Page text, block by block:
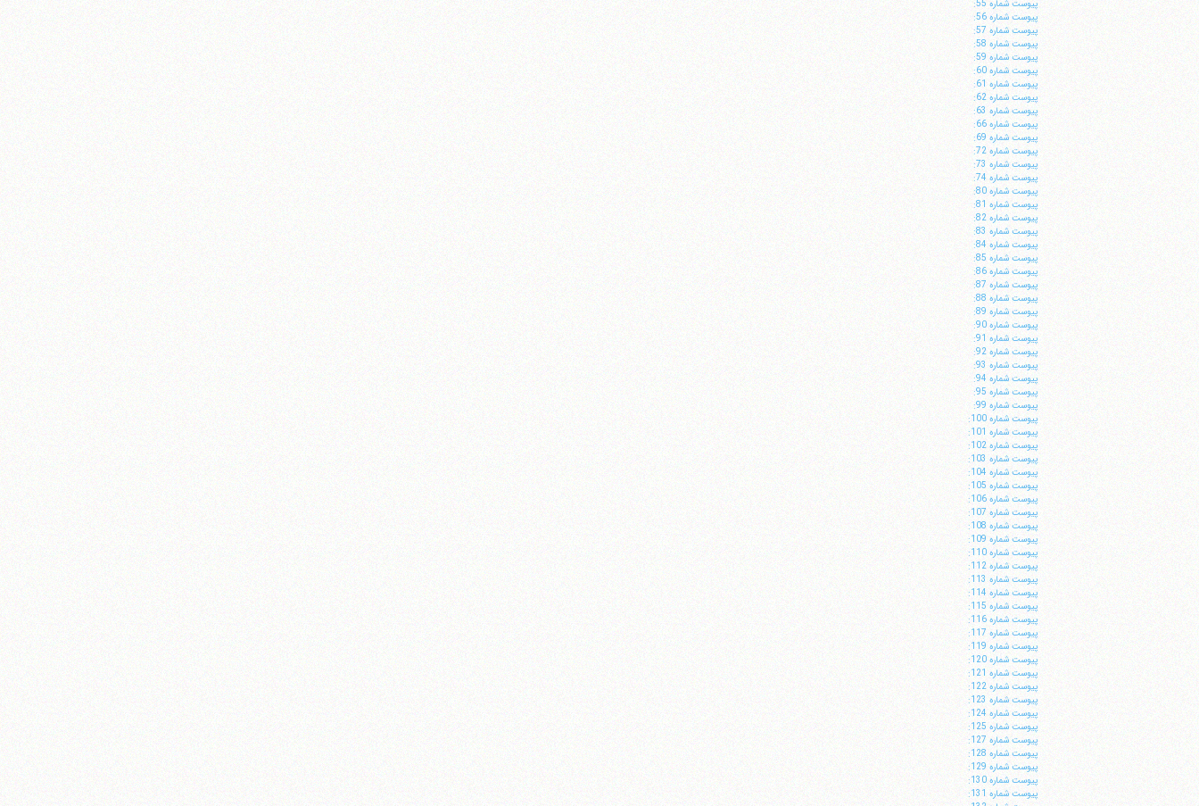
پيوست شماره 55:
پيوست شماره 56:
پيوست شماره 57:
پيوست شماره 58:
پيوست شماره 59:
پيوست شماره 60:
پيوست شماره 61:
پيوست شماره 62:
پيوست شماره 63:
پيوست شماره 66:
پيوست شماره 69:
پيوست شماره 72:
پيوست شماره 73:
پيوست شماره 74:
پيوست شماره 80:
پيوست شماره 81:
پيوست شماره 82:
پيوست شماره 83:
پيوست شماره 84:
پيوست شماره 85:
پيوست شماره 86:
پيوست شماره 87:
پيوست شماره 88:
پيوست شماره 89:
پيوست شماره 90:
پيوست شماره 91:
پيوست شماره 92:
پيوست شماره 93:
پيوست شماره 94:
پيوست شماره 95:
پيوست شماره 99:
پيوست شماره 100:
پيوست شماره 101:
پيوست شماره 102:
پيوست شماره 103:
پيوست شماره 104:
پيوست شماره 105:
پيوست شماره 106:
پيوست شماره 107:
پيوست شماره 108:
پيوست شماره 109:
پيوست شماره 110:
پيوست شماره 112:
پيوست شماره 113:
پيوست شماره 114:
پيوست شماره 115:
پيوست شماره 116:
پيوست شماره 117:
پيوست شماره 119:
پيوست شماره 120:
پيوست شماره 121:
پيوست شماره 122:
پيوست شماره 123:
پيوست شماره 124:
پيوست شماره 125:
پيوست شماره 127:
پيوست شماره 128:
پيوست شماره 129:
پيوست شماره 130:
پيوست شماره 131: